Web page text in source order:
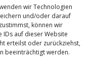
wir Technologien
und/oder darauf
können wir
IDs auf dieser Website
erteilst oder zurückziehst,
beeinträchtigt werden.
News
Herrschaft